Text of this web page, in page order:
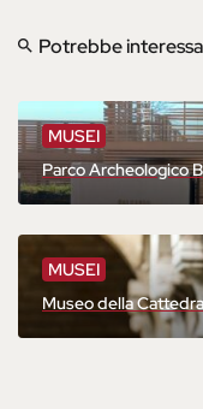
Potrebbe
MUSEI
Parco Archeologico
MUSEI
Museo della